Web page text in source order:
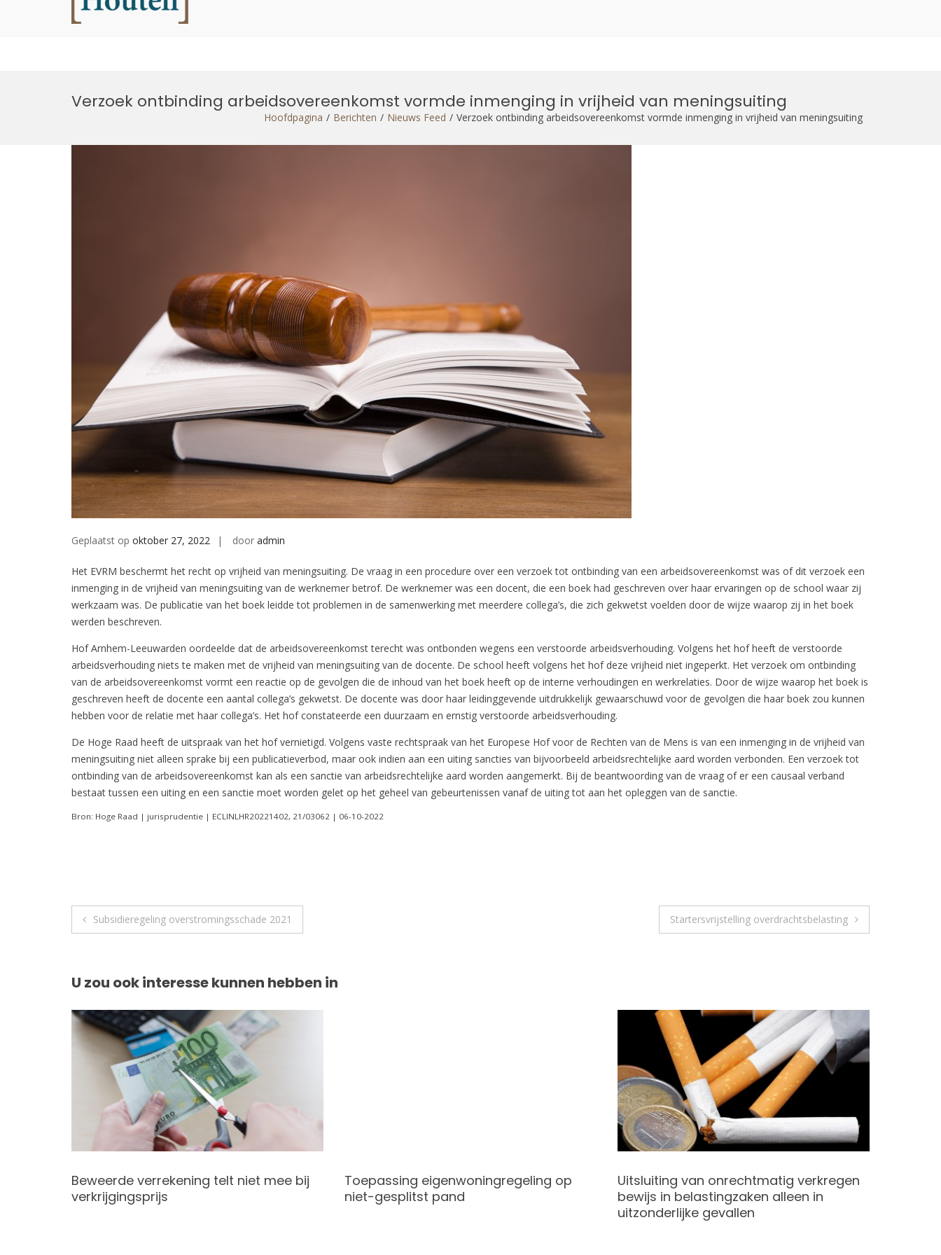
Verzoek ontbinding arbeidsovereenkomst vormde inmenging in vrijheid van meningsuiting
Hoofdpagina Berichten Nieuws Feed Verzoek ontbinding arbeidsovereenkomst vormde inmenging in vrijheid van meningsuiting
Geplaatst op oktober 27, 2022 door admin
Het EVRM beschermt het recht op vrijheid van meningsuiting. De vraag in een procedure over een verzoek tot ontbinding van een arbeidsovereenkomst was of dit verzoek een
inmenging in de vrijheid van meningsuiting van de werknemer betrof. De werknemer was een docent, die een boek had geschreven over haar ervaringen op de school waar zij
werkzaam was. De publicatie van het boek leidde tot problemen in de samenwerking met meerdere collega’s, die zich gekwetst voelden door de wijze waarop zij in het boek
werden beschreven.
Hof Arnhem-Leeuwarden oordeelde dat de arbeidsovereenkomst terecht was ontbonden wegens een verstoorde arbeidsverhouding. Volgens het hof heeft de verstoorde
arbeidsverhouding niets te maken met de vrijheid van meningsuiting van de docente. De school heeft volgens het hof deze vrijheid niet ingeperkt. Het verzoek om ontbinding
van de arbeidsovereenkomst vormt een reactie op de gevolgen die de inhoud van het boek heeft op de interne verhoudingen en werkrelaties. Door de wijze waarop het boek is
geschreven heeft de docente een aantal collega’s gekwetst. De docente was door haar leidinggevende uitdrukkelijk gewaarschuwd voor de gevolgen die haar boek zou kunnen
hebben voor de relatie met haar collega’s. Het hof constateerde een duurzaam en ernstig verstoorde arbeidsverhouding.
De Hoge Raad heeft de uitspraak van het hof vernietigd. Volgens vaste rechtspraak van het Europese Hof voor de Rechten van de Mens is van een inmenging in de vrijheid van
meningsuiting niet alleen sprake bij een publicatieverbod, maar ook indien aan een uiting sancties van bijvoorbeeld arbeidsrechtelijke aard worden verbonden. Een verzoek tot
ontbinding van de arbeidsovereenkomst kan als een sanctie van arbeidsrechtelijke aard worden aangemerkt. Bij de beantwoording van de vraag of er een causaal verband
bestaat tussen een uiting en een sanctie moet worden gelet op het geheel van gebeurtenissen vanaf de uiting tot aan het opleggen van de sanctie.
Bron: Hoge Raad | jurisprudentie | ECLINLHR20221402, 21/03062 | 06-10-2022
Berichtnavigatie
Subsidieregeling overstromingsschade 2021 Startersvrijstelling overdrachtsbelasting
U zou ook interesse kunnen hebben in
Beweerde verrekening telt niet mee bij
verkrijgingsprijs
Toepassing eigenwoningregeling op
niet-gesplitst pand
Uitsluiting van onrechtmatig verkregen
bewijs in belastingzaken alleen in
uitzonderlijke gevallen